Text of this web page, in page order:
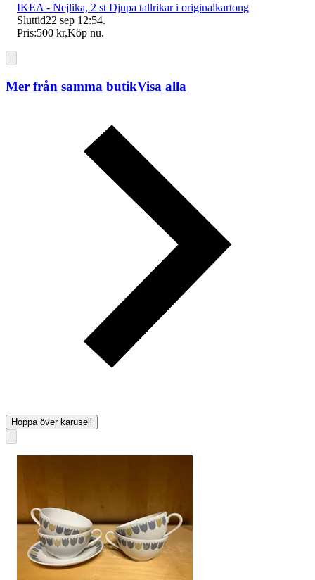
IKEA - Nejlika, 2 st Djupa tallrikar i originalkartong
Sluttid22 sep 12:54.
Pris:500 kr,Köp nu.
Mer från samma butikVisa alla
Hoppa över karusell